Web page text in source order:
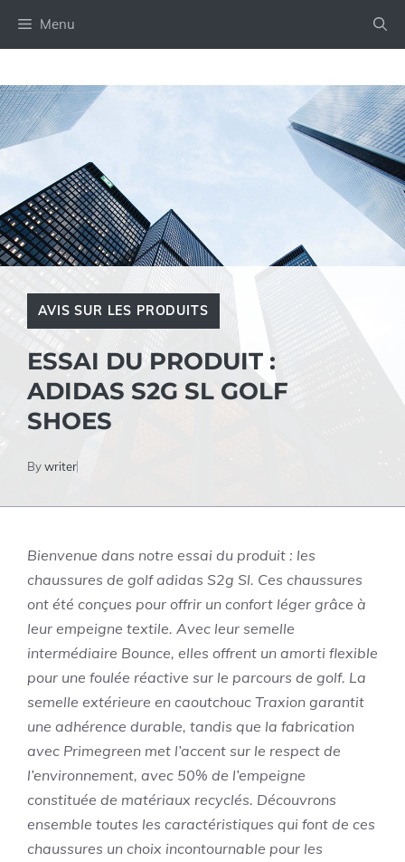
Menu
AVIS SUR LES PRODUITS
ESSAI DU PRODUIT :
ADIDAS S2G SL GOLF
SHOES
Bywriter
Bienvenue dans notre essai du produit : les
chaussures de golf adidas S2g Sl. Ces chaussures
ont été conçues pour offrir un confort léger grâce à
leur empeigne textile. Avec leur semelle
intermédiaire Bounce, elles offrent un amorti flexible
pour une foulée réactive sur le parcours de golf. La
semelle extérieure en caoutchouc Traxion garantit
une adhérence durable, tandis que la fabrication
avec Primegreen met l’accent sur le respect de
l’environnement, avec 50% de l’empeigne
constituée de matériaux recyclés. Découvrons
ensemble toutes les caractéristiques qui font de ces
chaussures un choix incontournable pour les